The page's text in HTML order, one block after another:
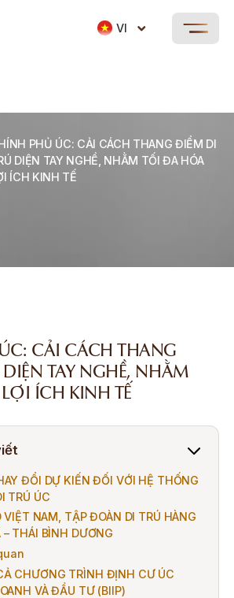
VI
PHỦ ÚC: CẢI CÁCH THANG ĐIỂM DI
DIỆN TAY NGHỀ, NHẰM TỐI ĐA HÓA
ÍCH KINH TẾ
CẢI CÁCH THANG
TAY NGHỀ, NHẰM
ÍCH KINH TẾ
ĐỔI DỰ KIẾN ĐỐI VỚI HỆ THỐNG
TRÚ ÚC
VIỆT NAM, TẬP ĐOÀN DI TRÚ HÀNG
THÁI BÌNH DƯƠNG
CHƯƠNG TRÌNH ĐỊNH CƯ ÚC
VÀ ĐẦU TƯ (BIIP)